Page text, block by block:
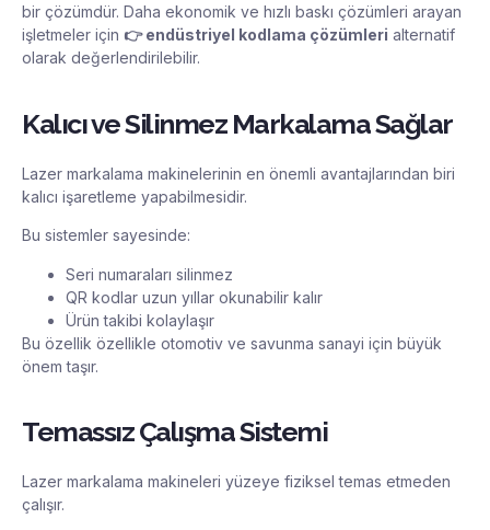
bir çözümdür. Daha ekonomik ve hızlı baskı çözümleri arayan
işletmeler için 👉endüstriyel kodlama çözümleri alternatif
olarak değerlendirilebilir.
Kalıcı ve Silinmez Markalama Sağlar
Lazer markalama makinelerinin en önemli avantajlarından biri
kalıcı işaretleme yapabilmesidir.
Bu sistemler sayesinde:
Seri numaraları silinmez
QR kodlar uzun yıllar okunabilir kalır
Ürün takibi kolaylaşır
Bu özellik özellikle otomotiv ve savunma sanayi için büyük
önem taşır.
Temassız Çalışma Sistemi
Lazer markalama makineleri yüzeye fiziksel temas etmeden
çalışır.